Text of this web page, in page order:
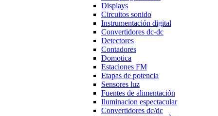
Displays
Circuitos sonido
Instrumentación digital
Convertidores dc-dc
Detectores
Contadores
Domotica
Estaciones FM
Etapas de potencia
Sensores luz
Fuentes de alimentación
Iluminacion espectacular
Convertidores dc/dc